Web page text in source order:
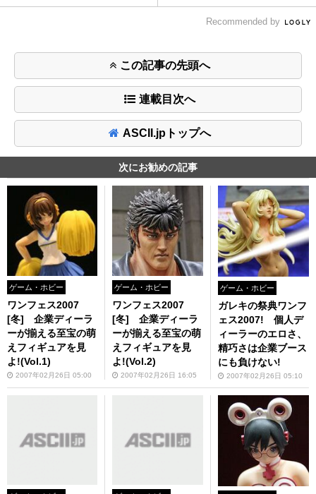
Recommended by
この記事の先頭へ
連載目次へ
ASCII.jpトップへ
次にお勧めの記事
ゲーム・ホビー
ワンフェス2007
[冬] 企業ディーラ
ーが揃える至宝の萌
えフィギュアを見
よ!(Vol.1)
2007年02月26日 05:00
ゲーム・ホビー
ワンフェス2007
[冬] 企業ディーラ
ーが揃える至宝の萌
えフィギュアを見
よ!(Vol.2)
2007年02月26日 16:05
ゲーム・ホビー
ガレキの祭典ワンフ
ェス2007! 個人デ
ィーラーのエロさ、
精巧さは企業ブース
にも負けない!
2007年02月26日 05:10